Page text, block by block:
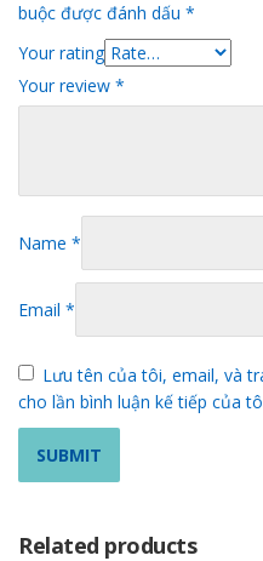
buộc được đánh dấu *
Your rating
Your review *
Name *
Email *
Lưu tên của tôi, email, và
cho lần bình luận kế tiếp của
Related products